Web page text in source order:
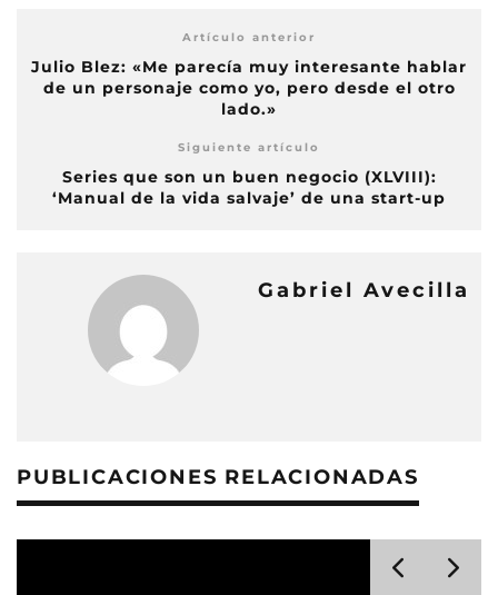
Artículo anterior
Julio Blez: «Me parecía muy interesante hablar
de un personaje como yo, pero desde el otro
lado.»
Siguiente artículo
Series que son un buen negocio (XLVIII):
‘Manual de la vida salvaje’ de una start-up
Gabriel Avecilla
PUBLICACIONES RELACIONADAS